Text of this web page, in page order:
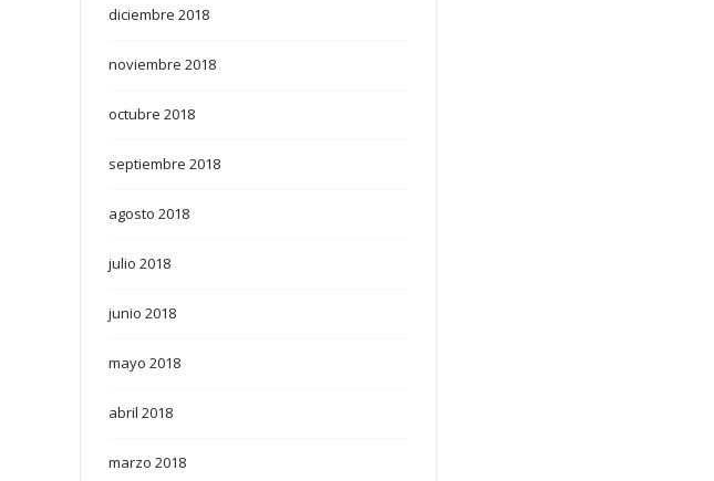
diciembre 2018
noviembre 2018
octubre 2018
septiembre 2018
agosto 2018
julio 2018
junio 2018
mayo 2018
abril 2018
marzo 2018